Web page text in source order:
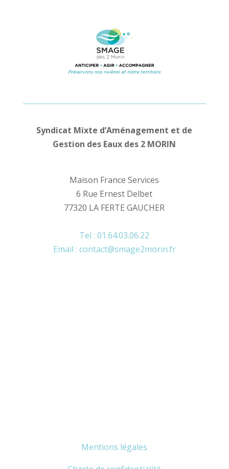
Syndicat Mixte d’Aménagement et de
Gestion des Eaux des 2 MORIN
Maison France Services
6 Rue Ernest Delbet
77320 LA FERTE GAUCHER
Tel : 01.64.03.06.22
Email : contact@smage2morin.fr
Mentions légales